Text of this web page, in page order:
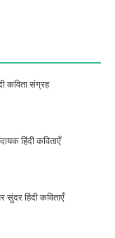
कविता संग्रह
हिंदी कविताएँ
सुंदर हिंदी कविताएँ